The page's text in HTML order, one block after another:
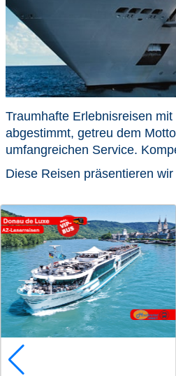
Traumhafte Erlebnisreisen
abgestimmt, getreu dem
umfangreichen Service.
Diese Reisen präsentieren